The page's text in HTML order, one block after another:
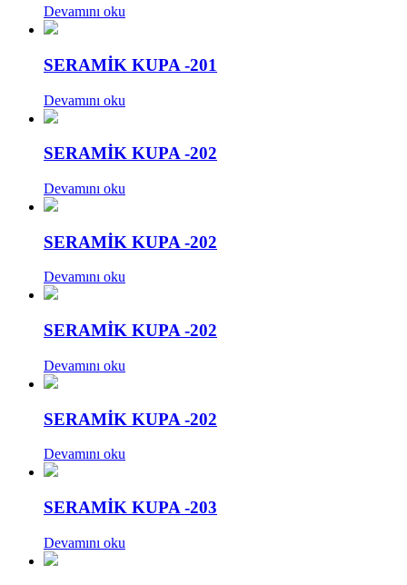
Devamını oku
SERAMİK KUPA -201
Devamını oku
SERAMİK KUPA -202
Devamını oku
SERAMİK KUPA -202
Devamını oku
SERAMİK KUPA -202
Devamını oku
SERAMİK KUPA -202
Devamını oku
SERAMİK KUPA -203
Devamını oku